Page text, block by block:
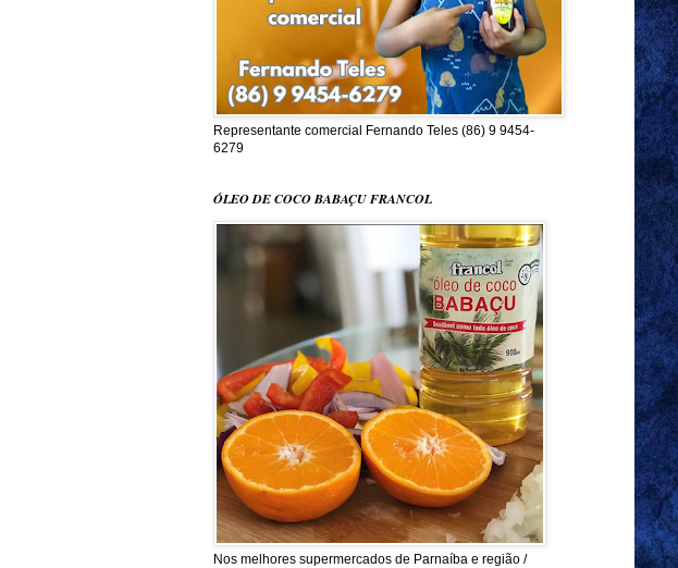
Representante comercial Fernando Teles (86) 9 9454-
6279
ÓLEO DE COCO BABAÇU FRANCOL
Nos melhores supermercados de Parnaíba e região /